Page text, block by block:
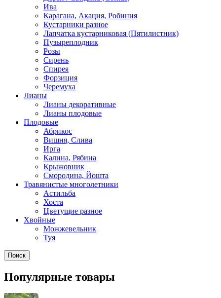
Ива
Карагана, Акация, Робиния
Кустарники разное
Лапчатка кустарниковая (Пятилистник)
Пузыреплодник
Розы
Сирень
Спирея
Форзиция
Черемуха
Лианы
Лианы декоративные
Лианы плодовые
Плодовые
Абрикос
Вишня, Слива
Ирга
Калина, Рябина
Крыжовник
Смородина, Йошта
Травянистые многолетники
Астильба
Хоста
Цветущие разное
Хвойные
Можжевельник
Туя
Поиск
Популярные товары